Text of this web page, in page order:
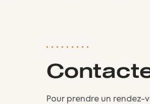
Pour prendre un rendez-